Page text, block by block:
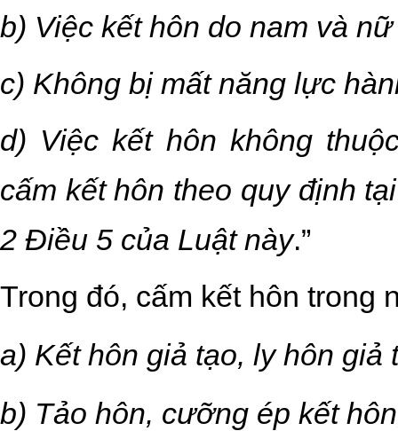
b) Việc kết hôn do nam và
c) Không bị mất năng lực
d) Việc kết hôn không
cấm kết hôn theo quy định
2 Điều 5 của Luật này.”
Trong đó, cấm kết hôn
a) Kết hôn giả tạo, ly hôn giả
b) Tảo hôn, cưỡng ép kết